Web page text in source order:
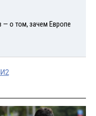
о том, зачем Европе